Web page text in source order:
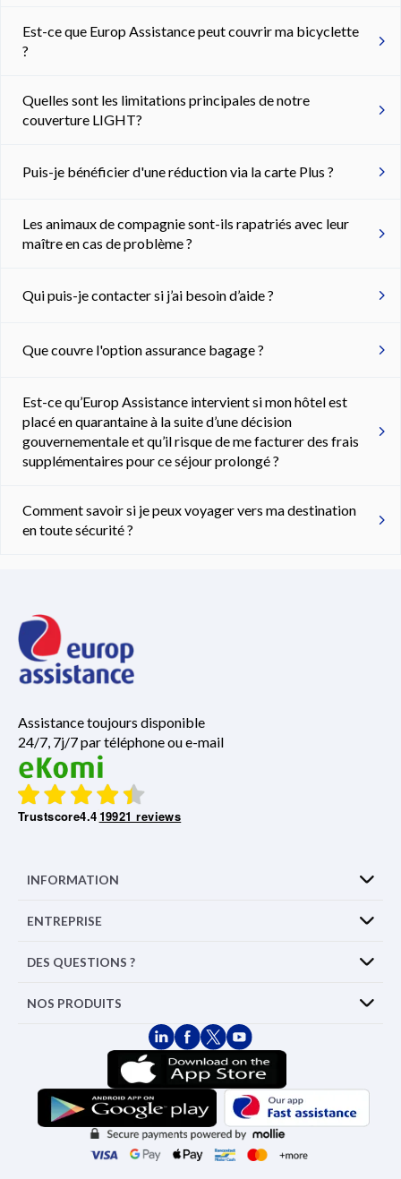
Est-ce que Europ Assistance peut couvrir ma bicyclette
?
Quelles sont les limitations principales de notre
couverture LIGHT?
Puis-je bénéficier d'une réduction via la carte Plus ?
Les animaux de compagnie sont-ils rapatriés avec leur
maître en cas de problème ?
Qui puis-je contacter si j’ai besoin d’aide ?
Que couvre l'option assurance bagage ?
Est-ce qu’Europ Assistance intervient si mon hôtel est
placé en quarantaine à la suite d’une décision
gouvernementale et qu’il risque de me facturer des frais
supplémentaires pour ce séjour prolongé ?
Comment savoir si je peux voyager vers ma destination
en toute sécurité ?
Assistance toujours disponible
24/7, 7j/7 par téléphone ou e-mail
Trustscore4.419921 reviews
INFORMATION
ENTREPRISE
DES QUESTIONS ?
NOS PRODUITS